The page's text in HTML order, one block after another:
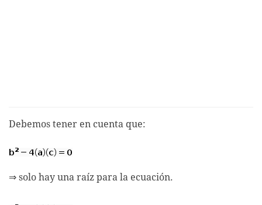
Debemos tener en cuenta que:
⇒ solo hay una raíz para la ecuación.